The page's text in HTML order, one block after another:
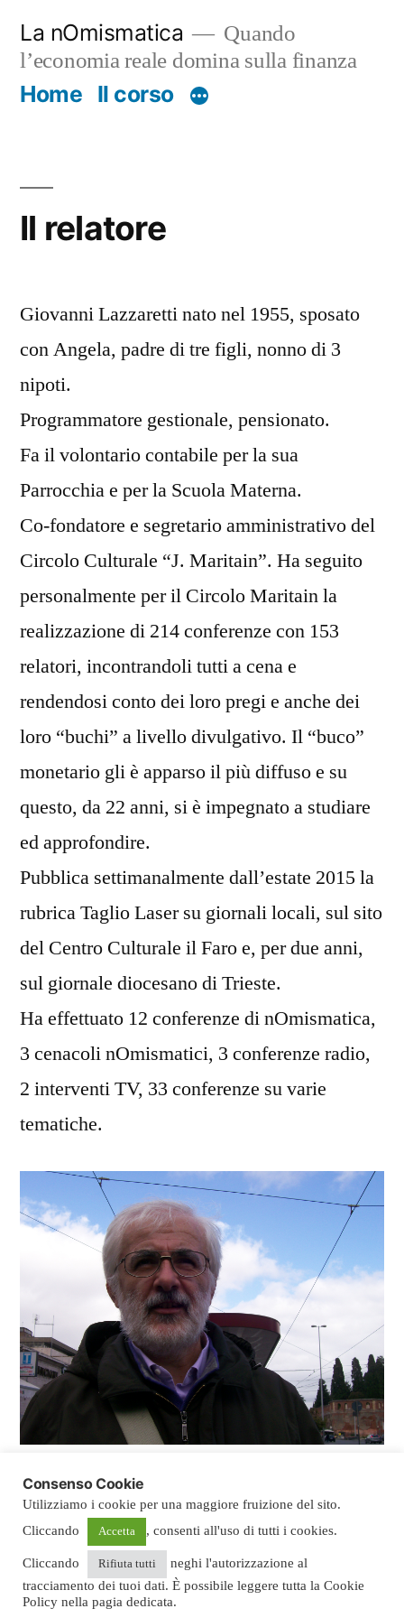
contenuto
La nOmismatica
Quando
l’economia reale domina sulla finanza
Home Il corso
Il relatore
Giovanni Lazzaretti nato nel 1955, sposato
con Angela, padre di tre figli, nonno di 3
nipoti.
Programmatore gestionale, pensionato.
Fa il volontario contabile per la sua
Parrocchia e per la Scuola Materna.
Co-fondatore e segretario amministrativo del
Circolo Culturale “J. Maritain”. Ha seguito
personalmente per il Circolo Maritain la
realizzazione di 214 conferenze con 153
relatori, incontrandoli tutti a cena e
rendendosi conto dei loro pregi e anche dei
loro “buchi” a livello divulgativo. Il “buco”
monetario gli è apparso il più diffuso e su
questo, da 22 anni, si è impegnato a studiare
ed approfondire.
Pubblica settimanalmente dall’estate 2015 la
rubrica Taglio Laser su giornali locali, sul sito
del Centro Culturale il Faro e, per due anni,
sul giornale diocesano di Trieste.
Ha effettuato 12 conferenze di nOmismatica,
3 cenacoli nOmismatici, 3 conferenze radio,
2 interventi TV, 33 conferenze su varie
tematiche.
La nOmismatica
Proudly powered by WordPress.
Privacy Policy
Home
nOmismatica domestica
nOmismatica©: il marchio
Consenso Cookie
Utilizziamo i cookie per una maggiore fruizione del sito.
Cliccando
Accetta
, consenti all'uso di tutti i cookies.
Cliccando
Rifiuta tutti
neghi l'autorizzazione al
tracciamento dei tuoi dati. È possibile leggere tutta la Cookie
Policy nella pagia dedicata.